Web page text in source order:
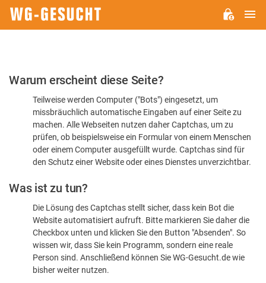
Bitte
dass
sind
Warum erscheint diese Seite?
Teilweise werden Computer ("Bots") eingesetzt, um
missbräuchlich automatische Eingaben auf einer Seite zu
machen. Alle Webseiten nutzen daher Captchas, um zu
prüfen, ob beispielsweise ein Formular von einem Menschen
oder einem Computer ausgefüllt wurde. Captchas sind für
den Schutz einer Website oder eines Dienstes unverzichtbar.
Was ist zu tun?
Die Lösung des Captchas stellt sicher, dass kein Bot die
Website automatisiert aufruft. Bitte markieren Sie daher die
Checkbox unten und klicken Sie den Button "Absenden". So
wissen wir, dass Sie kein Programm, sondern eine reale
Person sind. Anschließend können Sie WG-Gesucht.de wie
bisher weiter nutzen.